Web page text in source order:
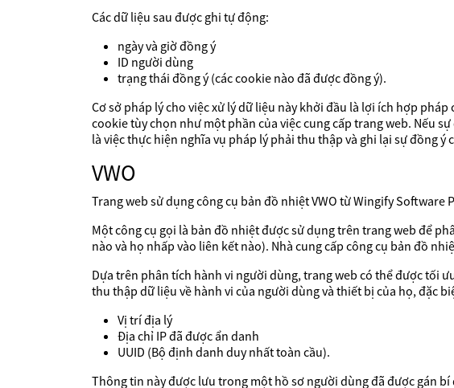
Các dữ liệu sau được ghi tự động:
ngày và giờ đồng ý
ID người dùng
trạng thái đồng ý (các cookie nào đã được đồng ý).
Cơ sở pháp lý cho việc xử lý dữ liệu này khởi đầu là lợi ích hợp
cookie tùy chọn như một phần của việc cung cấp trang web. Nếu
là việc thực hiện nghĩa vụ pháp lý phải thu thập và ghi lại sự đồng ý
VWO
Trang web sử dụng công cụ bản đồ nhiệt VWO từ Wingify Software
Một công cụ gọi là bản đồ nhiệt được sử dụng trên trang web để
nào và họ nhấp vào liên kết nào). Nhà cung cấp công cụ bản đồ
Dựa trên phân tích hành vi người dùng, trang web có thể được tối
thu thập dữ liệu về hành vi của người dùng và thiết bị của họ, đặc
Vị trí địa lý
Địa chỉ IP đã được ẩn danh
UUID (Bộ định danh duy nhất toàn cầu).
Thông tin này được lưu trong một hồ sơ người dùng đã được gán